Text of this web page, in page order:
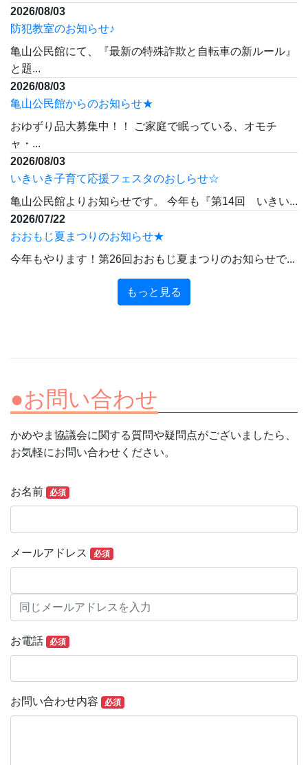
2026/08/03
防犯教室のお知らせ♪
亀山公民館にて、『最新の特殊詐欺と自転車の新ルール』
と題...
2026/08/03
亀山公民館からのお知らせ★
おゆずり品大募集中！！ ご家庭で眠っている、オモチ
ャ・...
2026/08/03
いきいき子育て応援フェスタのおしらせ☆
亀山公民館よりお知らせです。 今年も『第14回 いきい...
2026/07/22
おおもじ夏まつりのお知らせ★
今年もやります！第26回おおもじ夏まつりのお知らせで...
もっと見る
●お問い合わせ
かめやま協議会に関する質問や疑問点がございましたら、
お気軽にお問い合わせください。
お問い合わせ
お名前 必須
メールアドレス 必須
お電話 必須
お問い合わせ内容 必須